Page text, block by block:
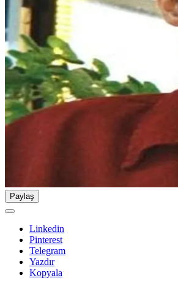
Paylaş
Linkedin
Pinterest
Telegram
Yazdır
Kopyala